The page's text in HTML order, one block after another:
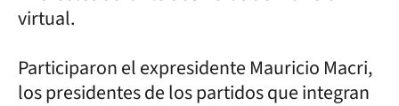
virtual.
Participaron el expresidente Mauricio Macri,
los presidentes de los partidos que integran